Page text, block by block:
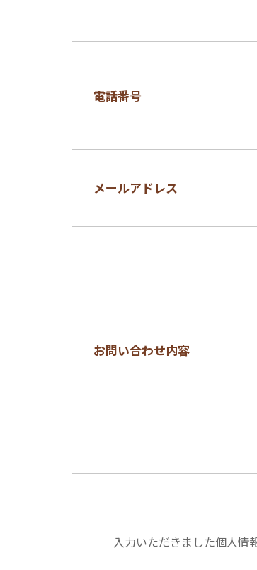
電話番号
メールアドレス
お問い合わせ内容
入力いただきました個人情